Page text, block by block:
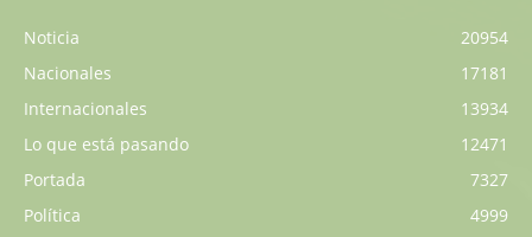
Noticia
20954
Nacionales
17181
Internacionales
13934
Lo que está pasando
12471
Portada
7327
Política
4999